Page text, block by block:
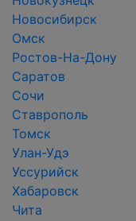
Новосибирск
Омск
Ростов-На-Дону
Саратов
Сочи
Ставрополь
Томск
Улан-Удэ
Уссурийск
Хабаровск
Чита